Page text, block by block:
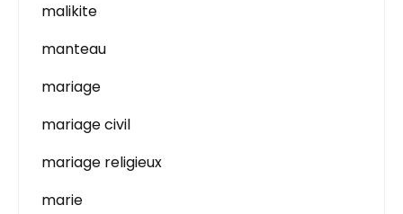
malikite
manteau
mariage
mariage civil
mariage religieux
marie